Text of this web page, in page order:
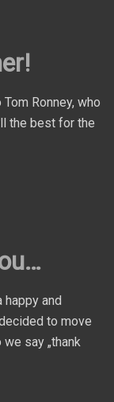
Ronney, who
the best for the
and
to move
say „thank